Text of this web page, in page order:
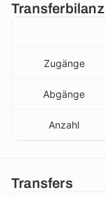
Transferbilanz
Zugänge
Abgänge
Anzahl
Transfers